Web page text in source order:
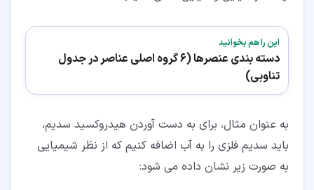
این را هم بخوانید
دسته بندی عنصرها (6 گروه اصلی عناصر در جدول
تناوبی)
به عنوان مثال، برای به دست آوردن هیدروکسید سدیم،
باید سدیم فلزی را به آب اضافه کنیم که از نظر شیمیایی
به صورت زیر نشان داده می شود: